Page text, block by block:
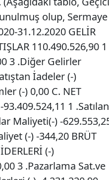
olup, Sermaye
31.12.2020 GELİR
110.490.526,90 1
3 .Diğer Gelirler
İadeler (-)
(-) 0,00 C. NET
1 .Satılan
Maliyeti(-) -
(-) -344,20 BRÜT
(-)
3 .Pazarlama Sat.ve